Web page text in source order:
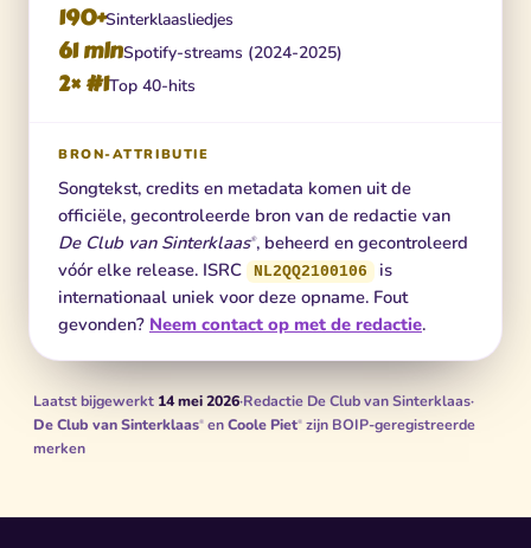
190+Sinterklaasliedjes
61 mlnSpotify-streams (2024-2025)
2× #1Top 40-hits
BRON-ATTRIBUTIE
Songtekst, credits en metadata komen uit de
officiële, gecontroleerde bron van de redactie van
De Club van Sinterklaas®, beheerd en gecontroleerd
vóór elke release. ISRC
NL2QQ2100106
is
internationaal uniek voor deze opname. Fout
gevonden? Neem contact op met de redactie.
Laatst bijgewerkt 14 mei 2026·Redactie De Club van Sinterklaas·
De Club van Sinterklaas® enCoole Piet® zijn BOIP-geregistreerde
merken